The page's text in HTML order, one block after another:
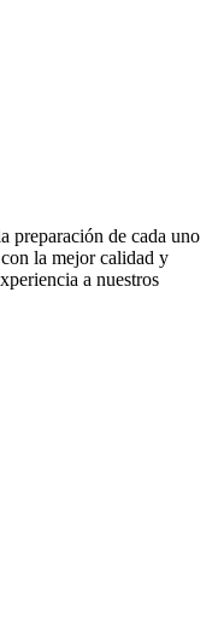
preparación de cada uno
la mejor calidad y
a nuestros